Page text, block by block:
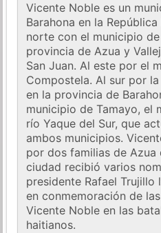
Vicente Noble es un
Barahona en la
norte con el municipio de
provincia de Azua y
San Juan. Al este por el
Compostela. Al sur por
en la provincia de
municipio de Tamayo, el
río Yaque del Sur, que
ambos municipios.
por dos familias de Azua
ciudad recibió varios
presidente Rafael
en conmemoración de
Vicente Noble en las
haitianos.